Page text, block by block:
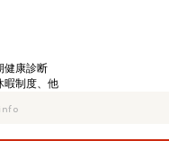
健康診断
暇制度、他